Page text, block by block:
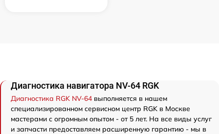
Диагностика навигатора NV-64 RGK
Диагностика RGK NV-64 выполняется в нашем
специализированном сервисном центр RGK в Москве
мастерами с огромным опытом - от 5 лет. На все виды услуг
и запчасти предоставляем расширенную гарантию - мы в